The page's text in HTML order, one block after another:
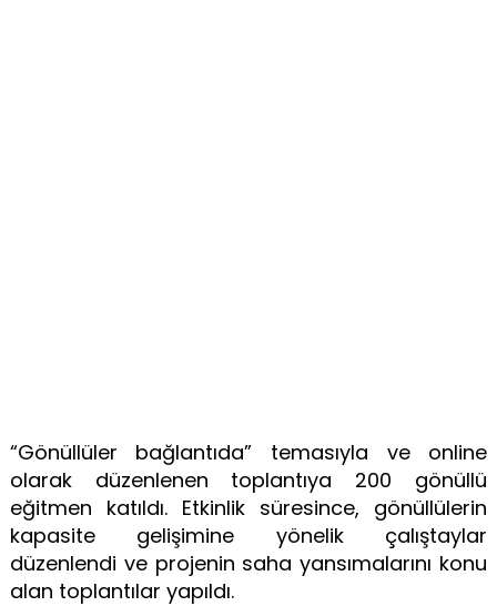
“Gönüllüler bağlantıda” temasıyla ve online
olarak düzenlenen toplantıya 200 gönüllü
eğitmen katıldı. Etkinlik süresince, gönüllülerin
kapasite gelişimine yönelik çalıştaylar
düzenlendi ve projenin saha yansımalarını konu
alan toplantılar yapıldı.